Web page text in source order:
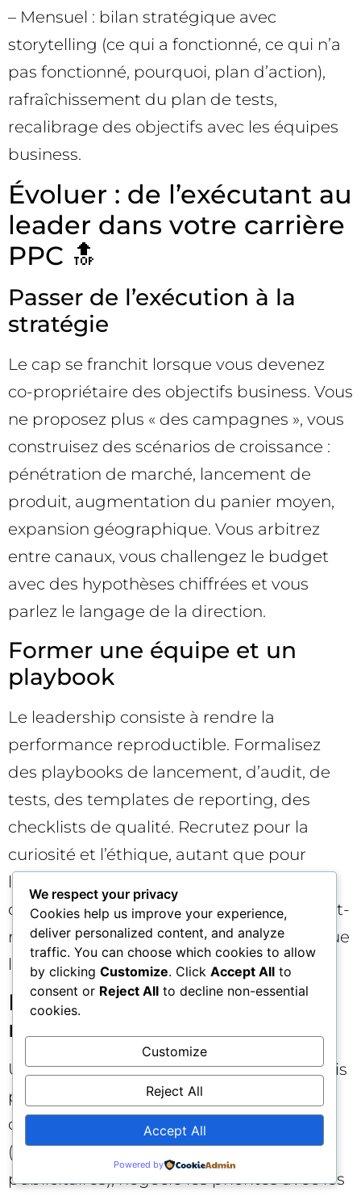
– Mensuel : bilan stratégique avec
storytelling (ce qui a fonctionné, ce qui n’a
pas fonctionné, pourquoi, plan d’action),
rafraîchissement du plan de tests,
recalibrage des objectifs avec les équipes
business.
Évoluer : de l’exécutant au
leader dans votre carrière
PPC 🔝
Passer de l’exécution à la
stratégie
Le cap se franchit lorsque vous devenez
co-propriétaire des objectifs business. Vous
ne proposez plus « des campagnes », vous
construisez des scénarios de croissance :
pénétration de marché, lancement de
produit, augmentation du panier moyen,
expansion géographique. Vous arbitrez
entre canaux, vous challengez le budget
avec des hypothèses chiffrées et vous
parlez le langage de la direction.
Former une équipe et un
playbook
Le leadership consiste à rendre la
performance reproductible. Formalisez
des playbooks de lancement, d’audit, de
tests, des templates de reporting, des
checklists de qualité. Recrutez pour la
curiosité et l’éthique, autant que pour
l’expérience. Installez des rituels
d’apprentissage (revues de comptes, post-
mortems, partages d’expériences) afin que
l’erreur soit un outil, pas une faute.
Le rôle du dirigeant PPC
moderne
Un CEO du PPC aujourd’hui orchestre trois
piliers : les personnes, les processus, la
donnée. Il ou elle anticipe les évolutions
(privacy, IA générative, nouvelles surfaces
publicitaires), négocie les priorités avec les
We respect your privacy
Cookies help us improve your experience,
deliver personalized content, and analyze
traffic. You can choose which cookies to allow
by clicking Customize. Click Accept All to
consent or Reject All to decline non-essential
cookies.
Customize
Reject All
Accept All
Powered by